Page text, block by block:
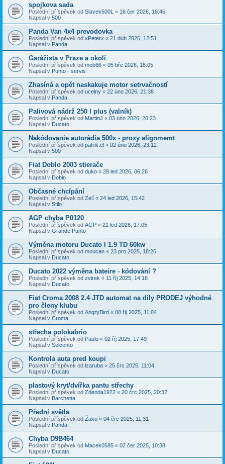
spojkova sada
Poslední příspěvek od Slavek500L « 16 čer 2026, 18:45
Napsal v 500
Panda Van 4x4 prevodovka
Poslední příspěvek od xPeterx « 21 dub 2026, 12:51
Napsal v Panda
Garážista v Praze a okolí
Poslední příspěvek od mob66 « 05 bře 2026, 16:05
Napsal v Punto - servis
Zhasíná a opět naskakuje motor setrvačností
Poslední příspěvek od ucelny « 22 úno 2026, 21:38
Napsal v Panda
Palivová nádrž 250 l plus (valník)
Poslední příspěvek od MartinJ « 03 úno 2026, 20:23
Napsal v Ducato
Nakódovanie autorádia 500x - proxy alignmemt
Poslední příspěvek od patrik.el « 02 úno 2026, 23:12
Napsal v 500
Fiat Doblo 2003 stierače
Poslední příspěvek od duko « 28 led 2026, 06:26
Napsal v Doblo
Občasné chcípání
Poslední příspěvek od Zelí « 24 led 2026, 15:42
Napsal v Stilo
AGP chyba P0120
Poslední příspěvek od AGP « 21 led 2026, 17:05
Napsal v Grande Punto
Výměna motoru Ducato I 1.9 TD 60kw
Poslední příspěvek od moucan « 23 pro 2025, 18:26
Napsal v Ducato
Ducato 2022 výměna bateire - kódování ?
Poslední příspěvek od zvirek « 11 říj 2025, 14:16
Napsal v Ducato
Fiat Croma 2008 2.4 JTD automat na díly PRODEJ výhodné
pro členy klubu
Poslední příspěvek od AngryBird « 08 říj 2025, 11:04
Napsal v Croma
střecha polokabrio
Poslední příspěvek od Paulo « 02 říj 2025, 17:49
Napsal v Seicento
Kontrola auta pred koupi
Poslední příspěvek od lzaruba « 25 črc 2025, 11:04
Napsal v Ducato
plastový kryt/dvířka pantu střechy
Poslední příspěvek od Zdenda1972 « 20 črc 2025, 20:32
Napsal v Barchetta
Přední světla
Poslední příspěvek od Žako « 04 črc 2025, 11:31
Napsal v Panda
Chyba D9B464
Poslední příspěvek od Macek0585 « 02 čer 2025, 10:38
Napsal v Ducato